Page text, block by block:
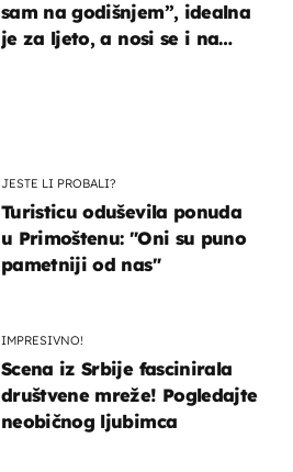
JESTE LI PROBALI?
Turisticu oduševila ponuda
u Primoštenu: "Oni su puno
pametniji od nas"
IMPRESIVNO!
Scena iz Srbije fascinirala
društvene mreže! Pogledajte
neobičnog ljubimca
sam na godišnjem”, idealna
je za ljeto, a nosi se i na